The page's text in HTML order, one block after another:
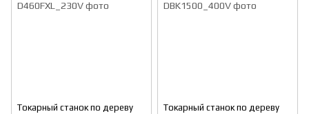
Токарный станок по дереву
Токарный станок по дереву